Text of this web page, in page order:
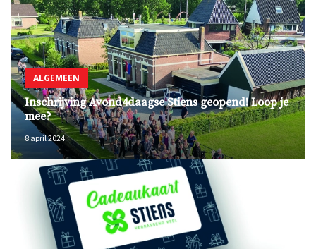
ALGEMEEN
Inschrijving Avond4daagse Stiens geopend! Loop je
mee?
8 april 2024